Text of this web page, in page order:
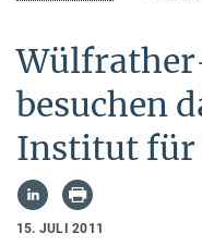
besuchen
Institut für
15. JULI 2011